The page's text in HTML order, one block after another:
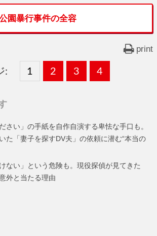
園暴行事件の全容
print
:
固
ー
1 ,
固
ー
2 ,
固
ー
3 ,
固
ー
4
さい」の手紙を自作自演する卑怯な手口も。
た「妻子を探すDV夫」の依頼に潜む“本当の
ない」という危険も。現役探偵が見てきた
外と当たる理由